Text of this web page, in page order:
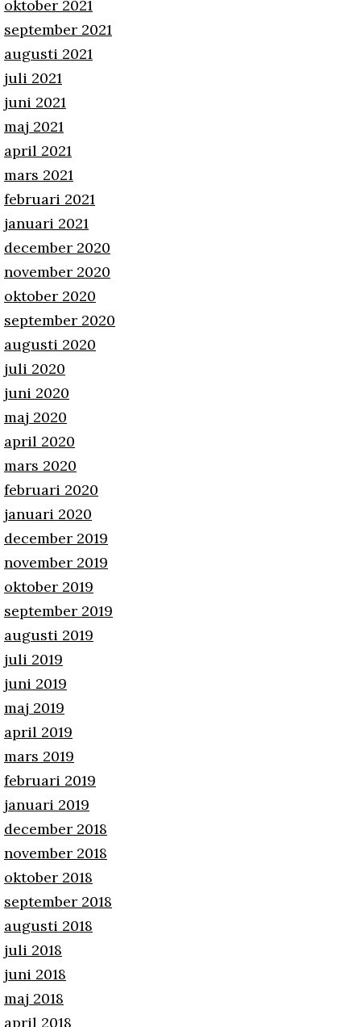
oktober 2021
september 2021
augusti 2021
juli 2021
juni 2021
maj 2021
april 2021
mars 2021
februari 2021
januari 2021
december 2020
november 2020
oktober 2020
september 2020
augusti 2020
juli 2020
juni 2020
maj 2020
april 2020
mars 2020
februari 2020
januari 2020
december 2019
november 2019
oktober 2019
september 2019
augusti 2019
juli 2019
juni 2019
maj 2019
april 2019
mars 2019
februari 2019
januari 2019
december 2018
november 2018
oktober 2018
september 2018
augusti 2018
juli 2018
juni 2018
maj 2018
april 2018